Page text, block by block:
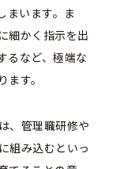
まいます。ま
細かく指示を出
るなど、極端な
す。
、管理職研修や
組み込むといっ